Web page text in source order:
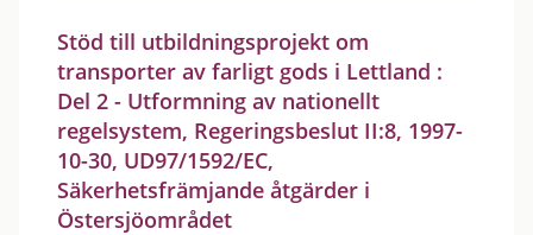
Stöd till utbildningsprojekt om
transporter av farligt gods i Lettland :
Del 2 - Utformning av nationellt
regelsystem, Regeringsbeslut II:8, 1997-
10-30, UD97/1592/EC,
Säkerhetsfrämjande åtgärder i
Östersjöområdet